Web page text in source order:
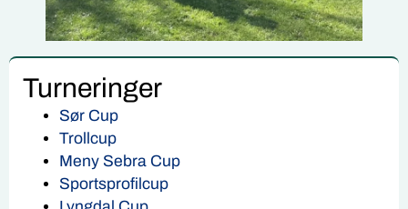
Turneringer
Sør Cup
Trollcup
Meny Sebra Cup
Sportsprofilcup